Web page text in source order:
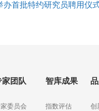
首批特约研究员聘用仪
家团队
委员会
智库成果
指数评估 创